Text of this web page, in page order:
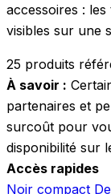
accessoires :
visibles sur une
25 produits
À savoir :
partenaires et
surcoût pour
disponibilité sur
Accès rapides
Noir compact